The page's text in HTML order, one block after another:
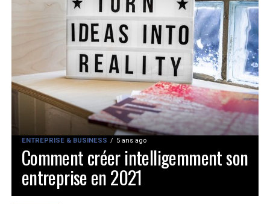
ENTREPRISE & BUSINESS 5 ans ago
Comment créer intelligemment son
entreprise en 2021